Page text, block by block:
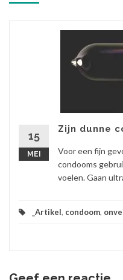
15
MEI
Zijn dunne
Voor een fijn
condooms
voelen. Gaan
_Artikel, condoom,